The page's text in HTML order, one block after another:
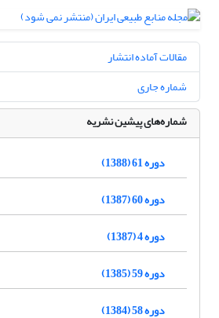
مقالات آماده انتشار
شماره جاری
شماره‌های پیشین نشریه
دوره 61 (1388)
دوره 60 (1387)
دوره 4 (1387)
دوره 59 (1385)
دوره 58 (1384)